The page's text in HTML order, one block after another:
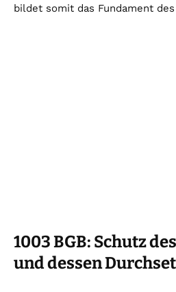
bildet somit das Fundament
1003 BGB: Schutz
und dessen